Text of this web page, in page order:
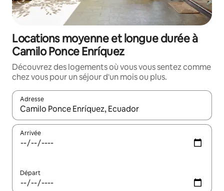
Locations moyenne et longue durée à
Camilo Ponce Enríquez
Découvrez des logements où vous vous sentez comme
chez vous pour un séjour d'un mois ou plus.
Adresse
Lorsque les résultats s'affichent, utilisez les flèches vers le
Arrivée
Départ